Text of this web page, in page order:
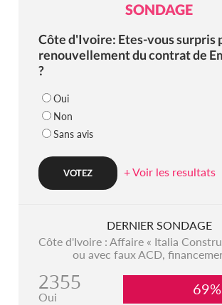
SONDAGE
Côte d'Ivoire: Etes-vous surpris
renouvellement du contrat de
?
Oui
Non
Sans avis
+ Voir les resultats
DERNIER SONDAGE
Côte d'Ivoire : Affaire « Italia
ou avec faux ACD,
2355
Oui 69%